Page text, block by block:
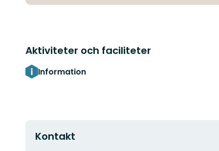
Aktiviteter och faciliteter
Information
Kontakt